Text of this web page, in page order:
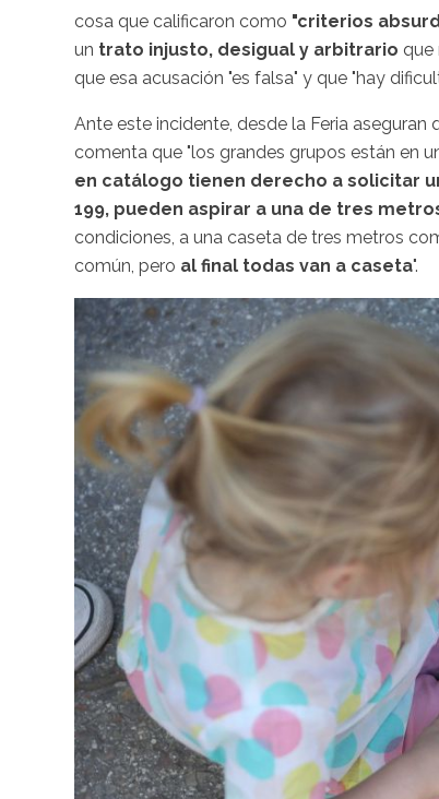
cosa que calificaron como "criterios
un trato injusto, desigual y arbitrario que
que esa acusación "es falsa" y que "hay
Ante este incidente, desde la Feria aseguran
comenta que "los grandes grupos están en
en catálogo tienen derecho a solicitar
199, pueden aspirar a una de tres
condiciones, a una caseta de tres metros
común, pero al final todas van a caseta".